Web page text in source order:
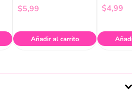
$5,99
Añadir al carrito
$4,99
Añadir